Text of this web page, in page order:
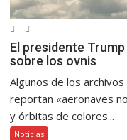
El presidente
sobre los ovnis
Algunos de los
reportan «aeronaves
y órbitas de colores...
Noticias